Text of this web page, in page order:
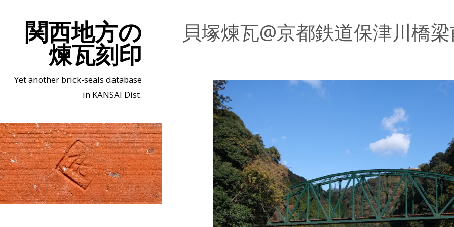
関西地方の
煉瓦刻印
Yet another brick-seals database
in KANSAI Dist.
貝塚煉瓦@京都鉄道保津川橋